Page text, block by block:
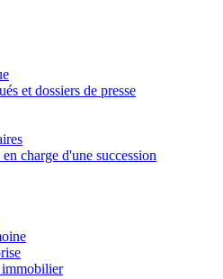
et dossiers de presse
charge d'une succession